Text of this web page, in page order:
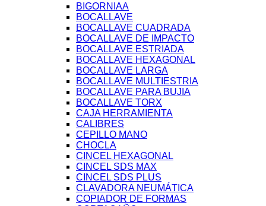
BIGORNIAA
BOCALLAVE
BOCALLAVE CUADRADA
BOCALLAVE DE IMPACTO
BOCALLAVE ESTRIADA
BOCALLAVE HEXAGONAL
BOCALLAVE LARGA
BOCALLAVE MULTIESTRIA
BOCALLAVE PARA BUJIA
BOCALLAVE TORX
CAJA HERRAMIENTA
CALIBRES
CEPILLO MANO
CHOCLA
CINCEL HEXAGONAL
CINCEL SDS MAX
CINCEL SDS PLUS
CLAVADORA NEUMÁTICA
COPIADOR DE FORMAS